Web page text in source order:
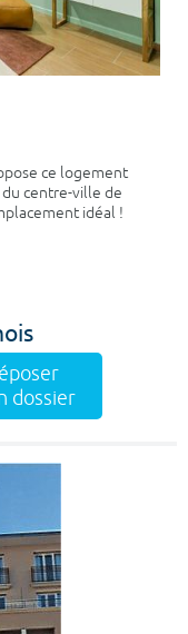
ce logement
centre-ville de
idéal !
dossier